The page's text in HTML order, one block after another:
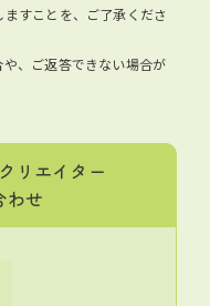
すことを、ご了承くださ
、ご返答できない場合が
リエイター
わせ